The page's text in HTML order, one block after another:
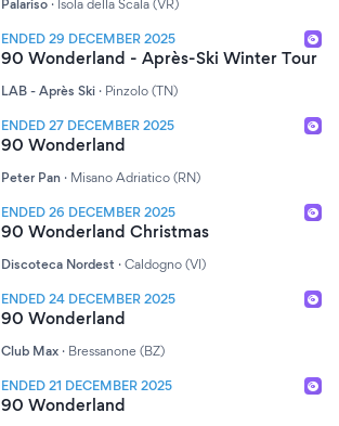
Palariso · Isola della Scala (VR)
ENDED 29 DECEMBER 2025
90 Wonderland - Après-Ski Winter Tour
LAB - Après Ski · Pinzolo (TN)
ENDED 27 DECEMBER 2025
90 Wonderland
Peter Pan · Misano Adriatico (RN)
ENDED 26 DECEMBER 2025
90 Wonderland Christmas
Discoteca Nordest · Caldogno (VI)
ENDED 24 DECEMBER 2025
90 Wonderland
Club Max · Bressanone (BZ)
ENDED 21 DECEMBER 2025
90 Wonderland